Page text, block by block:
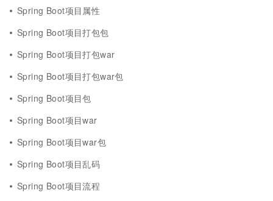
Spring Boot项目属性
Spring Boot项目打包包
Spring Boot项目打包war
Spring Boot项目打包war包
Spring Boot项目包
Spring Boot项目war
Spring Boot项目war包
Spring Boot项目乱码
Spring Boot项目流程